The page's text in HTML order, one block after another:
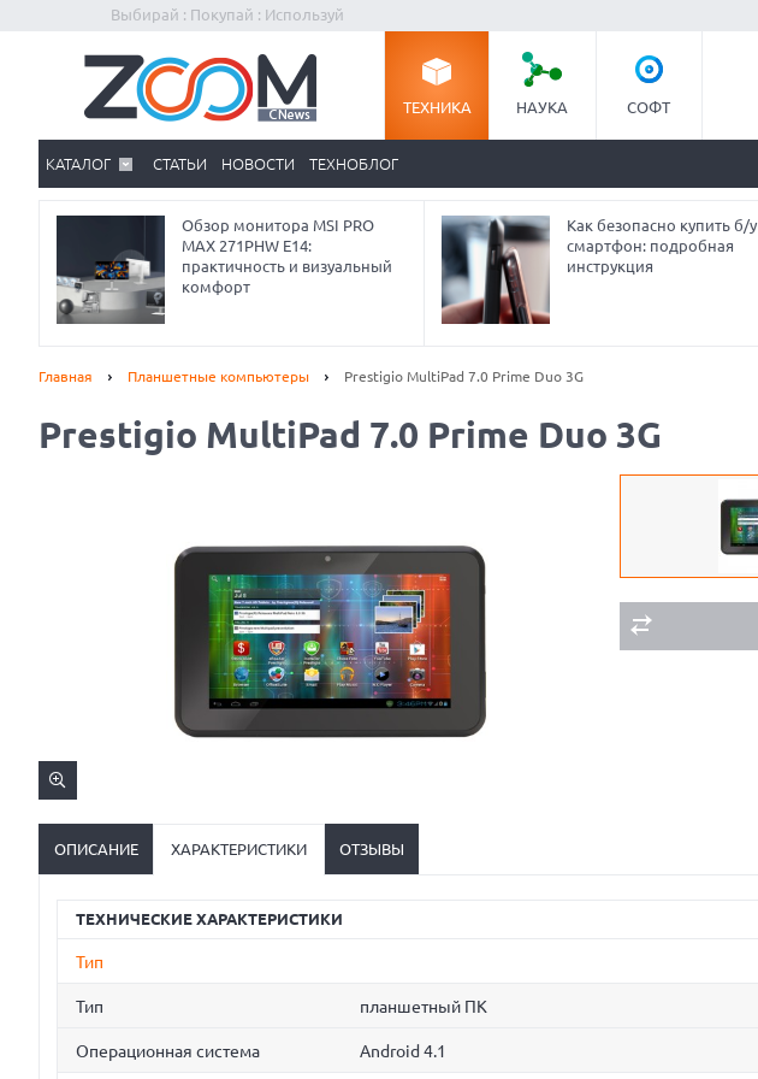
Выбирай : Покупай : Используй
ТЕХНИКА НАУКА СОФТ
КАТАЛОГ СТАТЬИ НОВОСТИ ТЕХНОБЛОГ
Обзор монитора MSI PRO
MAX 271PHW E14:
практичность и визуальный
комфорт
Как безопасно купить б/у
смартфон: подробная
инструкция
Главная Планшетные компьютеры Prestigio MultiPad 7.0 Prime Duo 3G
Prestigio MultiPad 7.0 Prime Duo 3G
ОПИСАНИЕ ХАРАКТЕРИСТИКИ ОТЗЫВЫ
ТЕХНИЧЕСКИЕ ХАРАКТЕРИСТИКИ
Тип
Тип планшетный ПК
Операционная система Android 4.1